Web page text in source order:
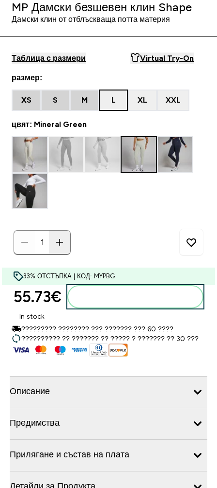
MP Дамски безшевен клин Shape
Дамски клин от отблъскваща потта материя
Таблица с размери Virtual Try-On
размер:
XS S M L XL XXL
цвят: Mineral Green
33% ОТСТЪПКА | КОД: MYPBG
55.73€‎
In stock
????????? ???????? ??? ??????? ??? 60 ????
?????????? ?? ??????? ?? ????? ? ??????? ?? 30 ???
Описание
Предимства
Прилягане и състав на плата
Детайли за Продукта